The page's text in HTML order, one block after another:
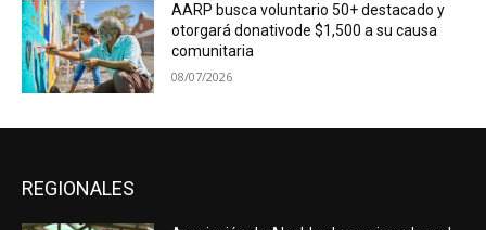
AARP busca voluntario 50+ destacado y
otorgará donativode $1,500 a su causa
comunitaria
08/07/2026
REGIONALES